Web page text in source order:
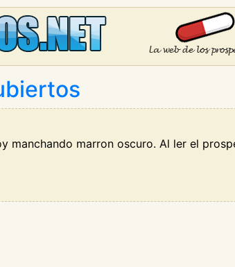
manchando marron oscuro. Al ler el